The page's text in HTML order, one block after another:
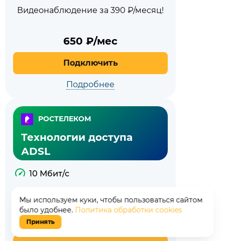
Видеонаблюдение за 390 ₽/месяц!
650 ₽/мес
Подключить
Подробнее
РОСТЕЛЕКОМ
Технологии доступа
АDSL
10 Мбит/с
Мы используем куки, чтобы пользоваться сайтом
было удобнее. Политика обработки cookies
Принять